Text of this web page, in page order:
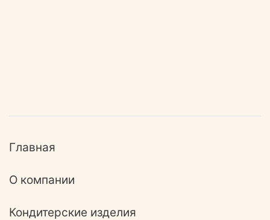
Главная
О компании
Кондитерские изделия